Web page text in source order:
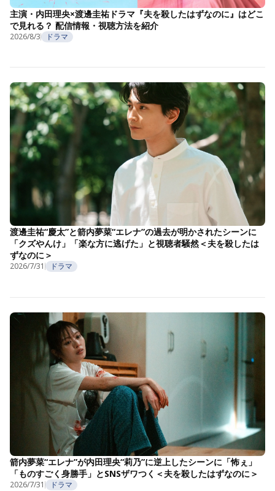
主演・内田理央×渡邊圭祐ドラマ『夫を殺したはずなのに』はどこ
で見れる？ 配信情報・視聴方法を紹介
2026/8/3 ドラマ
渡邊圭祐“慶太”と箭内夢菜“エレナ”の過去が明かされたシーンに
「クズやんけ」「楽な方に逃げた」と視聴者騒然＜夫を殺したは
ずなのに＞
2026/7/31 ドラマ
箭内夢菜“エレナ”が内田理央“莉乃”に逆上したシーンに「怖ぇ」
「ものすごく身勝手」とSNSザワつく＜夫を殺したはずなのに＞
2026/7/31 ドラマ